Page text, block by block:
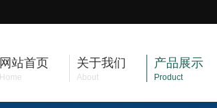
网站首页
Home
关于我们
About
产品展示
Product